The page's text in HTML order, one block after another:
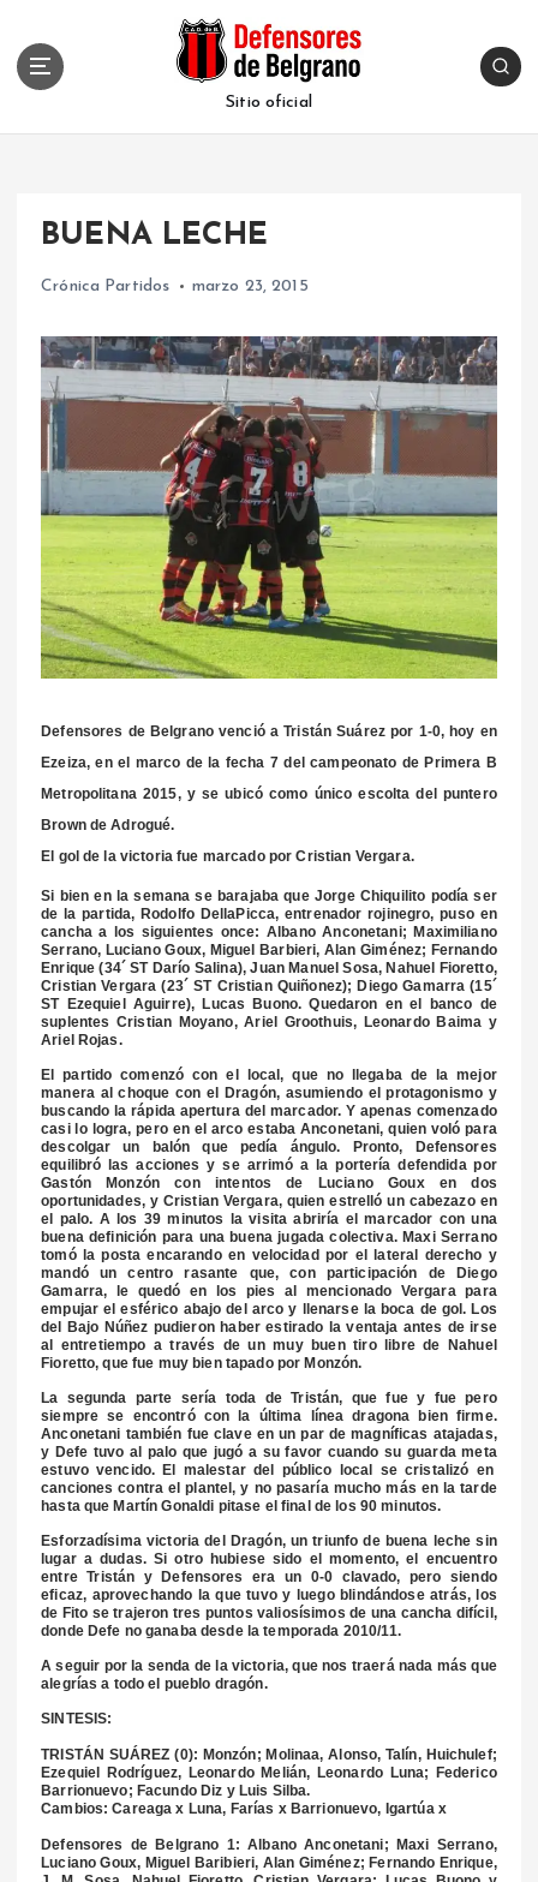
Sitio oficial
BUENA LECHE
Crónica Partidos marzo 23, 2015
Defensores de Belgrano venció a Tristán Suárez por 1-0, hoy en
Ezeiza, en el marco de la fecha 7 del campeonato de Primera B
Metropolitana 2015, y se ubicó como único escolta del puntero
Brown de Adrogué.
El gol de la victoria fue marcado por Cristian Vergara.
Si bien en la semana se barajaba que Jorge Chiquilito podía ser
de la partida, Rodolfo DellaPicca, entrenador rojinegro, puso en
cancha a los siguientes once: Albano Anconetani; Maximiliano
Serrano, Luciano Goux, Miguel Barbieri, Alan Giménez; Fernando
Enrique (34´ ST Darío Salina), Juan Manuel Sosa, Nahuel Fioretto,
Cristian Vergara (23´ ST Cristian Quiñonez); Diego Gamarra (15´
ST Ezequiel Aguirre), Lucas Buono. Quedaron en el banco de
suplentes Cristian Moyano, Ariel Groothuis, Leonardo Baima y
Ariel Rojas.
El partido comenzó con el local, que no llegaba de la mejor
manera al choque con el Dragón, asumiendo el protagonismo y
buscando la rápida apertura del marcador. Y apenas comenzado
casi lo logra, pero en el arco estaba Anconetani, quien voló para
descolgar un balón que pedía ángulo. Pronto, Defensores
equilibró las acciones y se arrimó a la portería defendida por
Gastón Monzón con intentos de Luciano Goux en dos
oportunidades, y Cristian Vergara, quien estrelló un cabezazo en
el palo. A los 39 minutos la visita abriría el marcador con una
buena definición para una buena jugada colectiva. Maxi Serrano
tomó la posta encarando en velocidad por el lateral derecho y
mandó un centro rasante que, con participación de Diego
Gamarra, le quedó en los pies al mencionado Vergara para
empujar el esférico abajo del arco y llenarse la boca de gol. Los
del Bajo Núñez pudieron haber estirado la ventaja antes de irse
al entretiempo a través de un muy buen tiro libre de Nahuel
Fioretto, que fue muy bien tapado por Monzón.
La segunda parte sería toda de Tristán, que fue y fue pero
siempre se encontró con la última línea dragona bien firme.
Anconetani también fue clave en un par de magníficas atajadas,
y Defe tuvo al palo que jugó a su favor cuando su guarda meta
estuvo vencido. El malestar del público local se cristalizó en
canciones contra el plantel, y no pasaría mucho más en la tarde
hasta que Martín Gonaldi pitase el final de los 90 minutos.
Esforzadísima victoria del Dragón, un triunfo de buena leche sin
lugar a dudas. Si otro hubiese sido el momento, el encuentro
entre Tristán y Defensores era un 0-0 clavado, pero siendo
eficaz, aprovechando la que tuvo y luego blindándoseatrás, los
de Fito se trajeron tres puntos valiosísimos de una cancha difícil,
donde Defe no ganaba desde la temporada 2010/11.
A seguir por la senda de la victoria, que nos traerá nada más que
alegrías a todo el pueblo dragón.
SINTESIS:
TRISTÁN SUÁREZ (0): Monzón; Molinaa, Alonso, Talín, Huichulef;
Ezequiel Rodríguez, Leonardo Melián, Leonardo Luna; Federico
Barrionuevo; Facundo Diz y Luis Silba.
Cambios: Careaga x Luna, Farías x Barrionuevo, Igartúa x
Defensores de Belgrano 1: Albano Anconetani; Maxi Serrano,
Luciano Goux, Miguel Baribieri, Alan Giménez; Fernando Enrique,